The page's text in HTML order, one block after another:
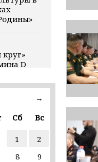
D
→
Сб Вс
1
2
8
9